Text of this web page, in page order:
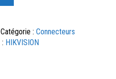
Catégorie : Connecteurs
HIKVISION